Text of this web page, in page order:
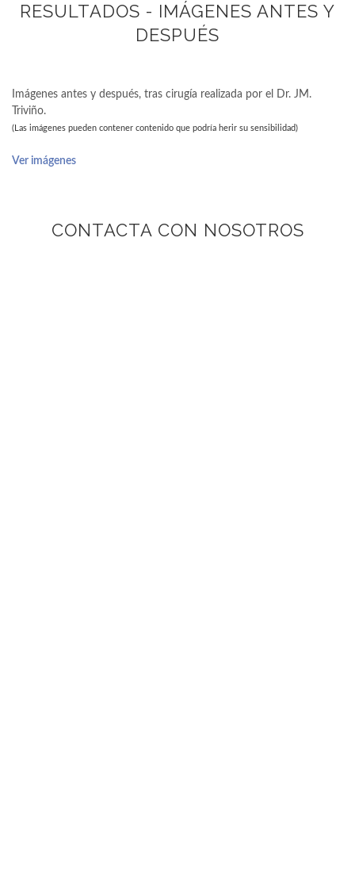
RESULTADOS - IMÁGENES ANTES Y
DESPUÉS
Imágenes antes y después, tras cirugía realizada por el Dr. JM.
Triviño.
(Las imágenes pueden contener contenido que podría herir su sensibilidad)
Ver imágenes
CONTACTA CON NOSOTROS